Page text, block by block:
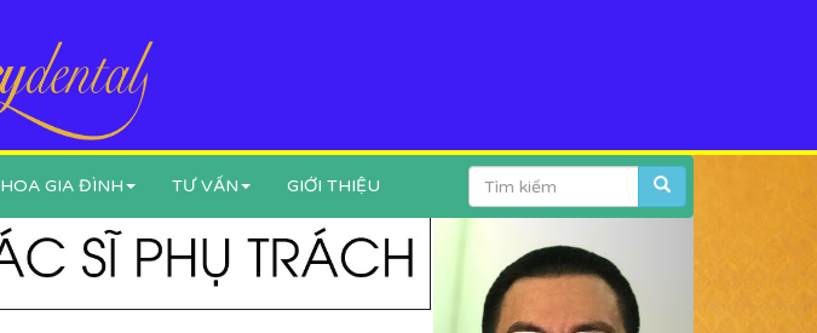
GIA ĐÌNH TƯ VẤN GIỚI THIỆU
Next